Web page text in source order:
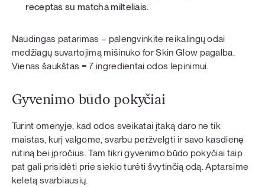
receptas su matcha milteliais
Naudingas patarimas – palengvinkite reikalingų odai
medžiagų suvartojimą mišinuko for Skin Glow pagalba.
Vienas šaukštas = 7 ingredientai odos lepinimui.
Gyvenimo būdo pokyčiai
Turint omenyje, kad odos sveikatai įtaką daro ne tik
maistas, kurį valgome, svarbu peržvelgti ir savo kasdienę
rutiną bei įpročius. Tam tikri gyvenimo būdo pokyčiai taip
pat gali prisidėti prie siekio turėti švytinčią odą. Aptarsime
keletą svarbiausių.